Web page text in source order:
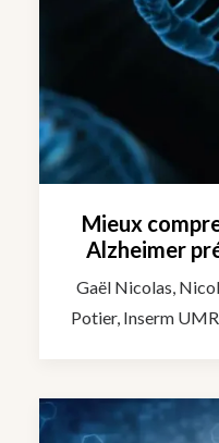
Mieux
Alzheimer
Gaël Nicolas,
Potier, Inserm